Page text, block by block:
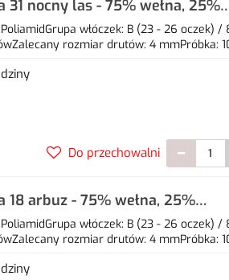
31 nocny las - 75% wełna, 25%
włóczek: B (23 - 26 oczek)
rozmiar drutów: 4 mmPróbka:
Do przechowalni
18 arbuz - 75% wełna, 25%
włóczek: B (23 - 26 oczek)
rozmiar drutów: 4 mmPróbka: